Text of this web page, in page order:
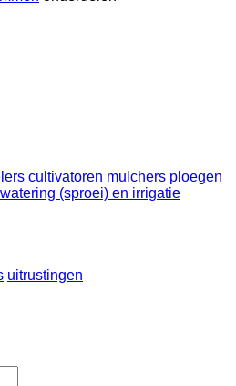
cultivatoren mulchers ploegen
(sproei) en irrigatie
uitrustingen